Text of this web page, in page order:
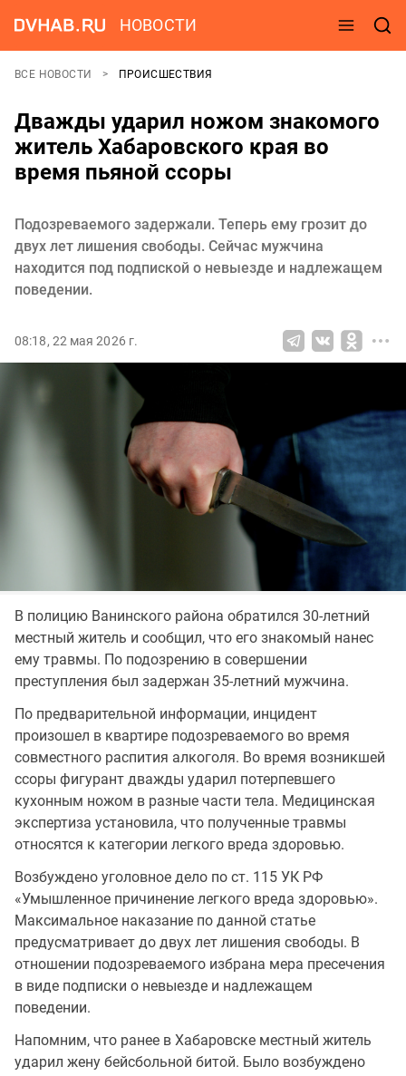
НОВОСТИ
ВСЕ НОВОСТИ ПРОИСШЕСТВИЯ
Дважды ударил ножом знакомого
житель Хабаровского края во
время пьяной ссоры
Подозреваемого задержали. Теперь ему грозит до
двух лет лишения свободы. Сейчас мужчина
находится под подпиской о невыезде и надлежащем
поведении.
08:18, 22 мая 2026 г.
В полицию Ванинского района обратился 30-летний
местный житель и сообщил, что его знакомый нанес
ему травмы. По подозрению в совершении
преступления был задержан 35-летний мужчина.
По предварительной информации, инцидент
произошел в квартире подозреваемого во время
совместного распития алкоголя. Во время возникшей
ссоры фигурант дважды ударил потерпевшего
кухонным ножом в разные части тела. Медицинская
экспертиза установила, что полученные травмы
относятся к категории легкого вреда здоровью.
Возбуждено уголовное дело по ст. 115 УК РФ
«Умышленное причинение легкого вреда здоровью».
Максимальное наказание по данной статье
предусматривает до двух лет лишения свободы. В
отношении подозреваемого избрана мера пресечения
в виде подписки о невыезде и надлежащем
поведении.
Напомним, что ранее в Хабаровске местный житель
ударил жену бейсбольной битой. Было возбуждено